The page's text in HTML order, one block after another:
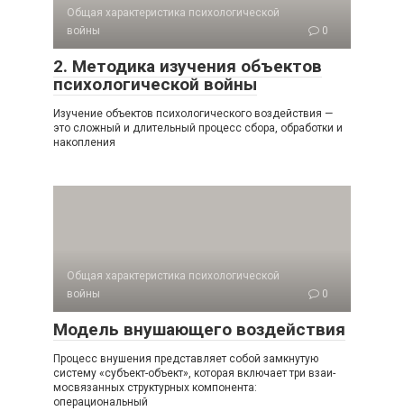
Общая характеристика психологической
войны
0
2. Методика изучения объектов
психологической войны
Изучение объектов психологического воздействия —
это сложный и длительный процесс сбора, обработки и
накопления
Общая характеристика психологической
войны
0
Модель внушающего воздействия
Процесс внушения представляет собой замкнутую
систему «субъект-объект», которая включает три взаи­
мосвязанных структурных компонента:
операциональный